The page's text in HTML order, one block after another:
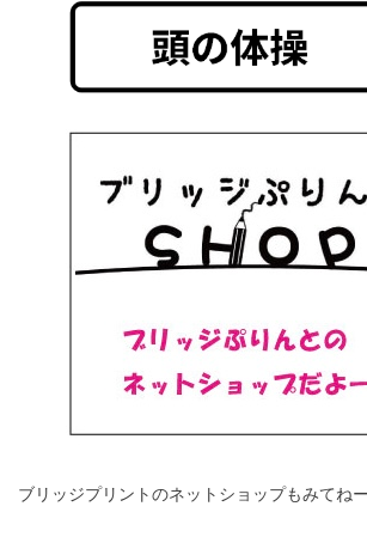
ブリッジプリントのネットショップもみてね